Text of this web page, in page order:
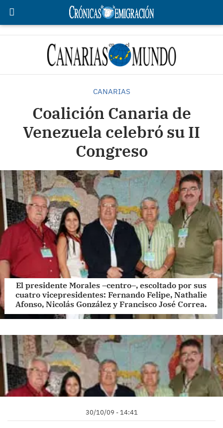
CANARIAS
Coalición Canaria de
Venezuela celebró su II
Congreso
El presidente Morales –centro–, escoltado por sus
cuatro vicepresidentes: Fernando Felipe, Nathalie
Afonso, Nicolás González y Francisco José Correa.
30/10/09 - 14:41